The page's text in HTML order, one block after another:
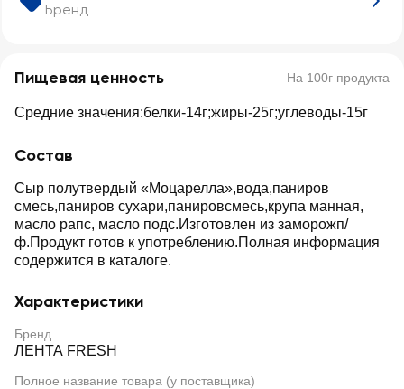
Бренд
Пищевая ценность На 100г продукта
Средние значения:белки-14г;жиры-25г;углеводы-15г
Состав
Сыр полутвердый «Моцарелла»,вода,паниров
смесь,паниров сухари,панировсмесь,крупа манная,
масло рапс, масло подс.Изготовлен из заморожп/
ф.Продукт готов к употреблению.Полная информация
содержится в каталоге.
Характеристики
Бренд
ЛЕНТА FRESH
Полное название товара (у поставщика)